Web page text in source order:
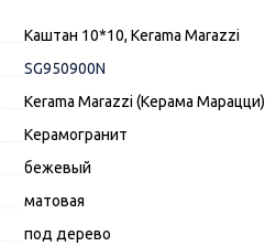
Каштан 10*10, Kerama Marazzi
SG950900N
Kerama Marazzi (Керама Марацци)
Керамогранит
бежевый
матовая
под дерево